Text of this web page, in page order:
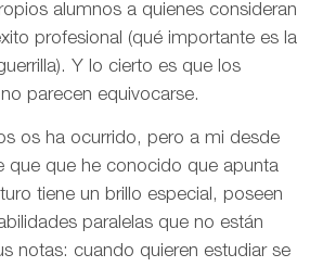
alumnos a quienes consideran
profesional (qué importante es la
Y lo cierto es que los
parecen equivocarse.
os ha ocurrido, pero a mi desde
que que he conocido que apunta
tiene un brillo especial, poseen
paralelas que no están
notas: cuando quieren estudiar se